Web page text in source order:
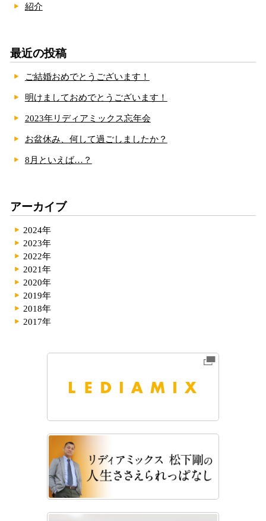
紹介
最近の投稿
ご結婚おめでとうございます！
明けましておめでとうございます！
2023年リディアミックス忘年会
お盆休み、何して過ごしましたか？
8月といえば…？
アーカイブ
2024年
2023年
2022年
2021年
2020年
2019年
2018年
2017年